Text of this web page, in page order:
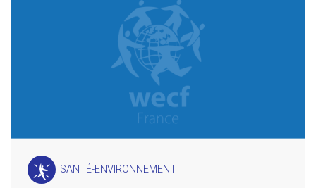
SANTÉ-ENVIRONNEMENT